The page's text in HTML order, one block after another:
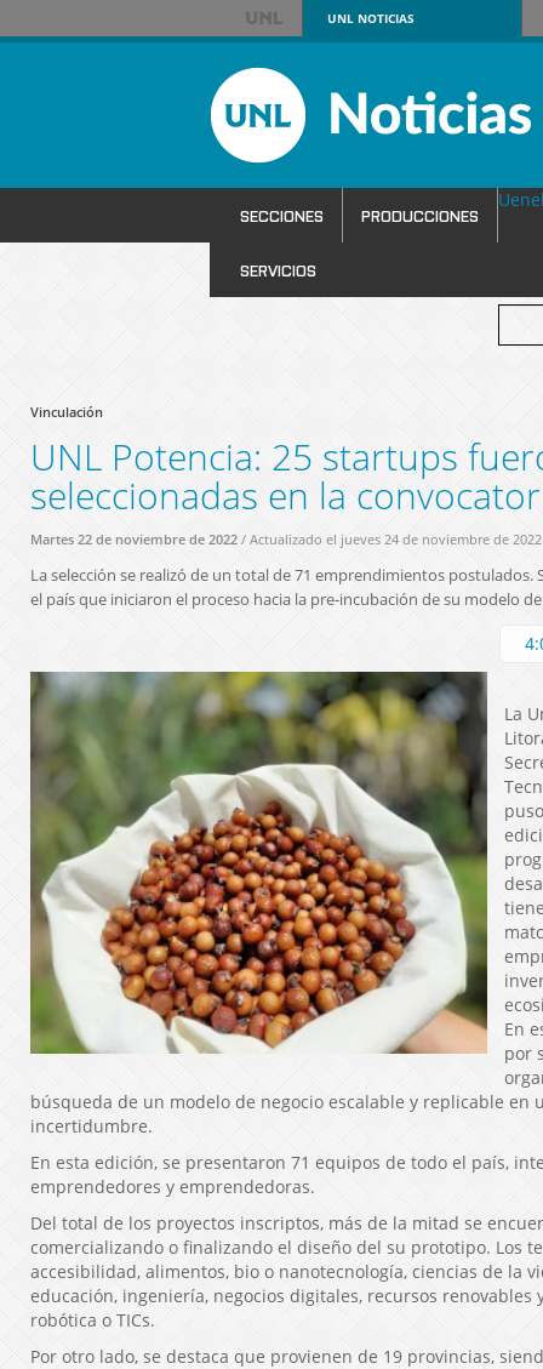
UNLNOTICIAS
SECCIONES PRODUCCIONES
SERVICIOS
Vinculación
UNL Potencia: 25 startups
seleccionadas en la
Martes 22 de noviembre de 2022 / Actualizado el jueves 24 de noviembre de 2022
La selección se realizó de un total de 71 emprendimientos postulados.
el país que iniciaron el proceso hacia la pre-incubación de su modelo
La
En
por
búsqueda de un modelo de negocio escalable y replicable en
incertidumbre.
En esta edición, se presentaron 71 equipos de todo el país,
emprendedores y emprendedoras.
Del total de los proyectos inscriptos, más de la mitad se
comercializando o finalizando el diseño del su prototipo. Los
accesibilidad, alimentos, bio o nanotecnología, ciencias de la
educación, ingeniería, negocios digitales, recursos renovables
robótica o TICs.
Por otro lado, se destaca que provienen de 19 provincias,